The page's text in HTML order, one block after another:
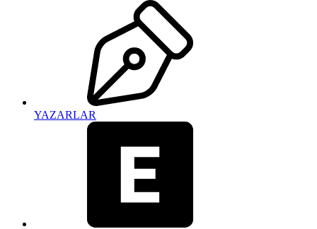
YAZARLAR